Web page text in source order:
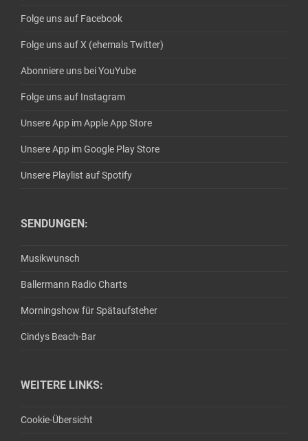
Folge uns auf Facebook
Folge uns auf X (ehemals Twitter)
Abonniere uns bei YouYube
Folge uns auf Instagram
Unsere App im Apple App Store
Unsere App im Google Play Store
Unsere Playlist auf Spotify
SENDUNGEN:
Musikwunsch
Ballermann Radio Charts
Morningshow für Spätaufsteher
Cindys Beach-Bar
WEITERE LINKS:
Cookie-Übersicht